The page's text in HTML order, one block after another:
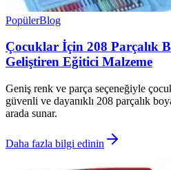
PopülerBlog
Çocuklar İçin 208 Parçalık
Geliştiren Eğitici Malzeme
Geniş renk ve parça seçeneğiyle
güvenli ve dayanıklı 208 parçalık
arada sunar.
Daha fazla bilgi edinin